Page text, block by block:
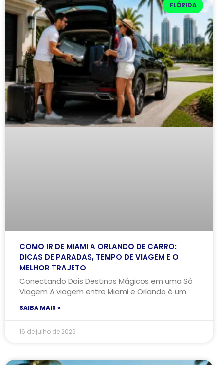
FLÓRIDA
COMO IR DE MIAMI A ORLANDO DE CARRO:
DICAS DE PARADAS, TEMPO DE VIAGEM E O
MELHOR TRAJETO
Conectando Dois Destinos Mágicos em uma Só
Viagem A viagem entre Miami e Orlando é um
SAIBA MAIS »
16 de julho de 2026